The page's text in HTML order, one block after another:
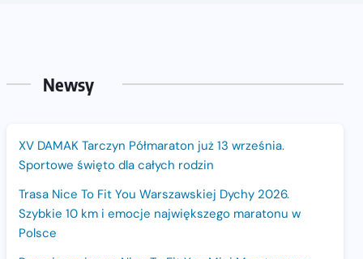
Newsy
XV DAMAK Tarczyn Półmaraton już 13 września.
Sportowe święto dla całych rodzin
Trasa Nice To Fit You Warszawskiej Dychy 2026.
Szybkie 10 km i emocje największego maratonu w
Polsce